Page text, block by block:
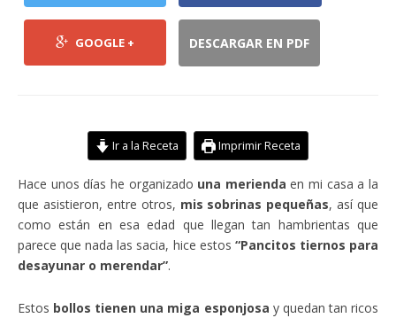
GOOGLE + DESCARGAR EN PDF
Ir a la Receta Imprimir Receta
Hace unos días he organizado una merienda en mi casa a la
que asistieron, entre otros, mis sobrinas pequeñas, así que
como están en esa edad que llegan tan hambrientas que
parece que nada las sacia, hice estos “Pancitos tiernos para
desayunar o merendar”.
Estos bollos tienen una miga esponjosa y quedan tan ricos